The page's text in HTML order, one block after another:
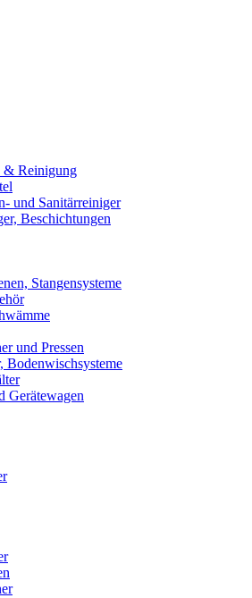
& Reinigung
und Sanitärreiniger
Beschichtungen
Stangensysteme
und Pressen
Bodenwischsysteme
Gerätewagen